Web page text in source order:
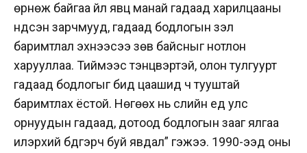
өрнөж байгаа үйл явц манай гадаад харилцааны
үндсэн зарчмууд, гадаад бодлогын үзэл
баримтлал эхнээсээ зөв байсныг нотлон
харууллаа. Тиймээс тэнцвэртэй, олон тулгуурт
гадаад бодлогыг бид цаашид ч тууштай
баримтлах ёстой. Нөгөөх нь сүүлийн үед улс
орнуудын гадаад, дотоод бодлогын зааг ялгаа
илэрхий бүдгэрч буй явдал” гэжээ. 1990-ээд оны